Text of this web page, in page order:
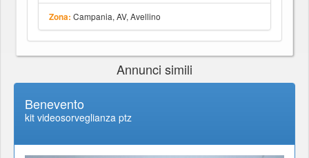
Zona: Campania, AV, Avellino
Annunci simili
Benevento
kit videosorveglianza ptz